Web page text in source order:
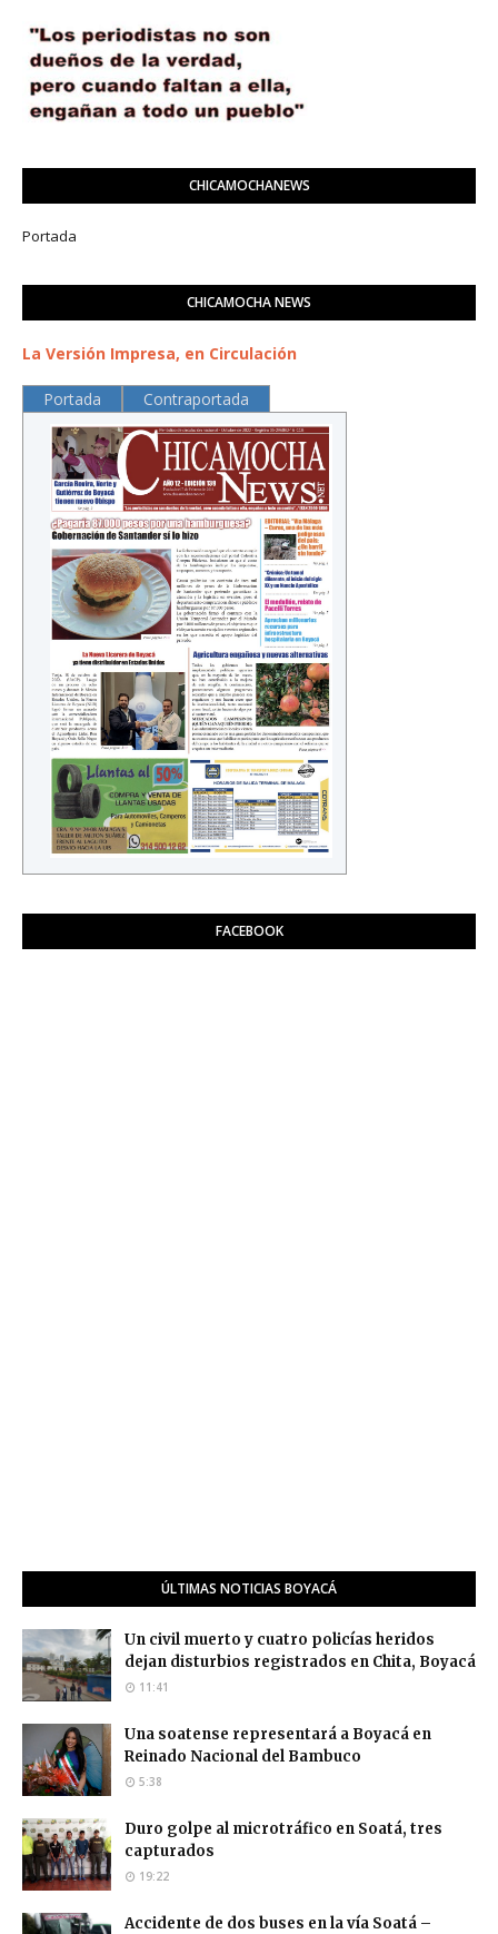
CHICAMOCHANEWS
Portada
CHICAMOCHA NEWS
La Versión Impresa, en Circulación
Portada Contraportada
FACEBOOK
ÚLTIMAS NOTICIAS BOYACÁ
Un civil muerto y cuatro policías heridos
dejan disturbios registrados en Chita, Boyacá
11:41
Una soatense representará a Boyacá en
Reinado Nacional del Bambuco
5:38
Duro golpe al microtráfico en Soatá, tres
capturados
19:22
Accidente de dos buses en la vía Soatá –